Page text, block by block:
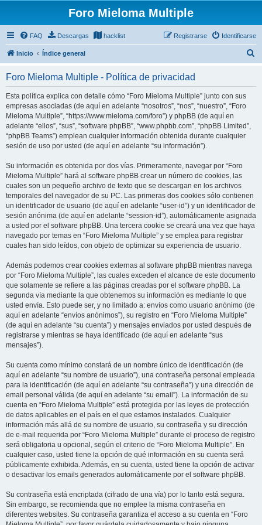
Foro Mieloma Multiple
FAQ Descargas hacklist Identificarse
Registrarse
Inicio Índice general
Foro Mieloma Multiple - Política de privacidad
Esta política explica con detalle cómo “Foro Mieloma Multiple” junto con sus
empresas asociadas (de aquí en adelante “nosotros”, “nos”, “nuestro”, “Foro
Mieloma Multiple”, “https://www.mieloma.com/foro”) y phpBB (de aquí en
adelante “ellos”, “sus”, “software phpBB”, “www.phpbb.com”, “phpBB Limited”,
“phpBB Teams”) emplean cualquier información obtenida durante cualquier
sesión de uso por usted (de aquí en adelante “su información”).
Su información es obtenida por dos vías. Primeramente, navegar por “Foro
Mieloma Multiple” hará al software phpBB crear un número de cookies, las
cuales son un pequeño archivo de texto que se descargan en los archivos
temporales del navegador de su PC. Las primeras dos cookies sólo contienen
un identificador de usuario (de aquí en adelante “user-id”) y un identificador de
sesión anónima (de aquí en adelante “session-id”), automáticamente asignada
a usted por el software phpBB. Una tercera cookie se creará una vez que haya
navegado por temas en “Foro Mieloma Multiple” y se emplea para registrar
cuales han sido leídos, con objeto de optimizar su experiencia de usuario.
Además podemos crear cookies externas al software phpBB mientras navega
por “Foro Mieloma Multiple”, las cuales exceden el alcance de este documento
que solamente se refiere a las páginas creadas por el software phpBB. La
segunda vía mediante la que obtenemos su información es mediante lo que
usted envía. Esto puede ser, y no limitado a: envíos como usuario anónimo (de
aquí en adelante “envíos anónimos”), su registro en “Foro Mieloma Multiple”
(de aquí en adelante “su cuenta”) y mensajes enviados por usted después de
registrarse y mientras se haya identificado (de aquí en adelante “sus
mensajes”).
Su cuenta como mínimo constará de un nombre único de identificación (de
aquí en adelante “su nombre de usuario”), una contraseña personal empleada
para la identificación (de aquí en adelante “su contraseña”) y una dirección de
email personal válida (de aquí en adelante “su email”). La información de su
cuenta en “Foro Mieloma Multiple” está protegida por las leyes de protección
de datos aplicables en el país en el que estamos instalados. Cualquier
información más allá de su nombre de usuario, su contraseña y su dirección
de e-mail requerida por “Foro Mieloma Multiple” durante el proceso de registro
será obligatoria u opcional, según el criterio de “Foro Mieloma Multiple”. En
cualquier caso, usted tiene la opción de qué información en su cuenta será
públicamente exhibida. Además, en su cuenta, usted tiene la opción de activar
o desactivar los emails generados automáticamente por el software phpBB.
Su contraseña está encriptada (cifrado de una vía) por lo tanto está segura.
Sin embargo, se recomienda que no emplee la misma contraseña en
diferentes websites. Su contraseña garantiza el acceso a su cuenta en “Foro